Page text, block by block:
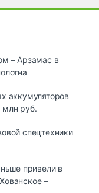
– Арзамас в
аккумуляторов
млн руб.
спецтехники
привели в
–